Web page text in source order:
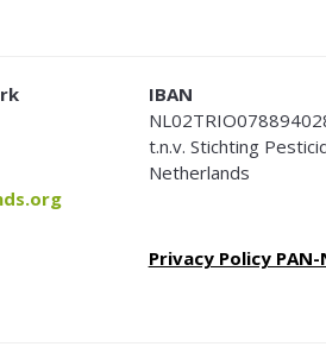
IBAN
t.n.v. Stichting
Netherlands
Privacy Policy PAN-